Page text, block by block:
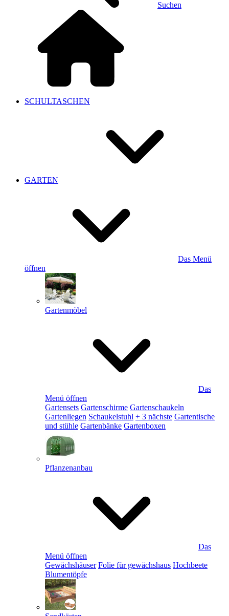
Suchen
SCHULTASCHEN
GARTEN
Das Menü
öffnen
Gartenmöbel
Das
Menü öffnen
Gartensets Gartenschirme Gartenschaukeln
Gartenliegen Schaukelstuhl + 3 nächste Gartentische
und stühle Gartenbänke Gartenboxen
Pflanzenanbau
Das
Menü öffnen
Gewächshäuser Folie für gewächshaus Hochbeete
Blumentöpfe